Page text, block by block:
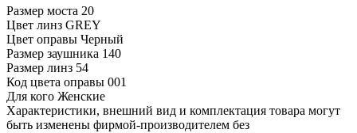
Размер моста 20
Цвет линз GREY
Цвет оправы Черный
Размер заушника 140
Размер линз 54
Код цвета оправы 001
Для кого Женские
Характеристики, внешний вид и комплектация товара могут
быть изменены фирмой-производителем без